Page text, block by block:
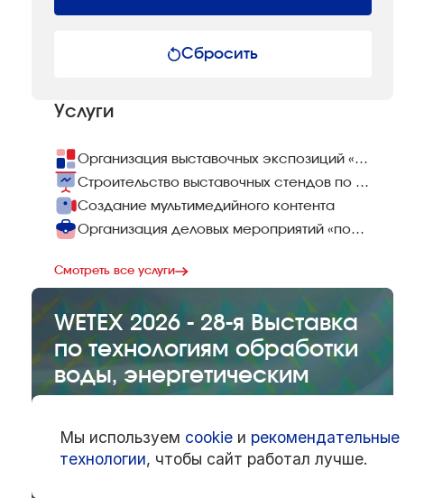
Сбросить
Услуги
Организация выставочных экспозиций «под ключ»
Строительство выставочных стендов по всему миру
Создание мультимедийного контента
Организация деловых мероприятий «под ключ»
Смотреть все услуги
WETEX 2026 - 28-я Выставка
по технологиям обработки
воды, энергетическим
технологиям и охране
окружающей среды
20 октября 2026 — 22 октября 2026
Мы используем cookie и рекомендательные
технологии, чтобы сайт работал лучше.